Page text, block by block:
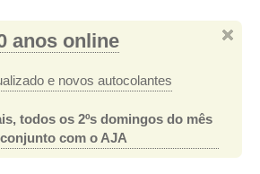
anos online
e novos autocolantes
todos os 2ºs domingos do mês
com o AJA